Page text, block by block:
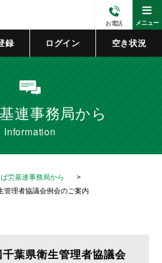
≡
メニュー
お電話
録 ログイン 空き状況
連事務局から
Information
労基連事務局から
管理者協議会例会のご案内
葉県衛生管理者協議会